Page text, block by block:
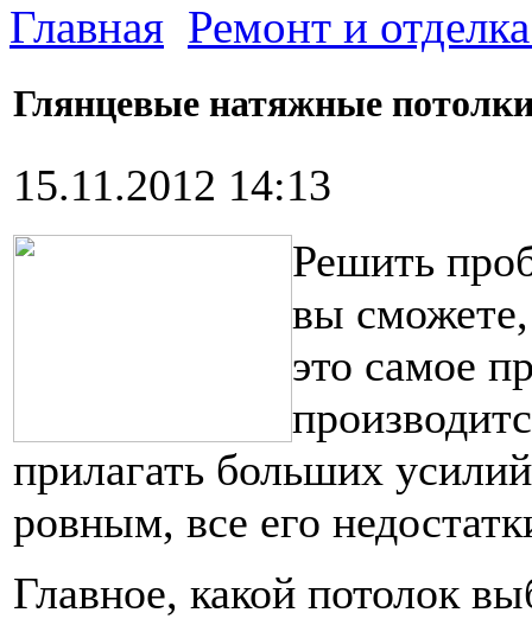
Главная Ремонт и
Глянцевые натяжные
15.11.2012 14:13
Решить
вы
это самое
прилагать больших
ровным, все его
Главное, какой потолок